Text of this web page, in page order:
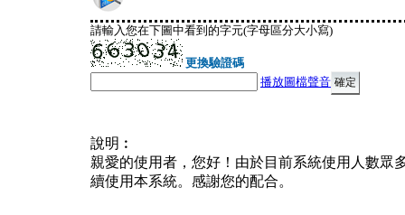
請輸入您在下圖中看到的字元(字母區分大小寫)
更換驗證碼
播放圖檔聲音
說明︰
親愛的使用者，您好！由於目前系統使用人數眾
續使用本系統。感謝您的配合。